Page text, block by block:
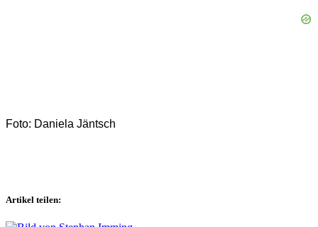
Foto: Daniela Jäntsch
Artikel teilen: